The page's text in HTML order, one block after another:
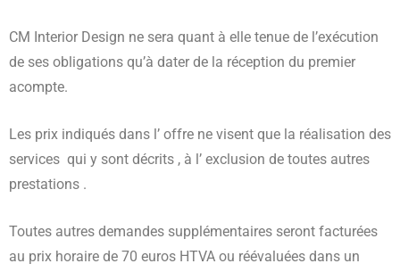
CM Interior Design ne sera quant à elle tenue de l’exécution
de ses obligations qu’à dater de la réception du premier
acompte.
Les prix indiqués dans l’ offre ne visent que la réalisation des
services qui y sont décrits , à l’ exclusion de toutes autres
prestations .
Toutes autres demandes supplémentaires seront facturées
au prix horaire de 70 euros HTVA ou réévaluées dans un